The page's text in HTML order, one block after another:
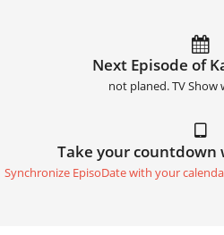
Next Episode of
not planed. TV Show
Take your countdown
Synchronize EpisoDate with your